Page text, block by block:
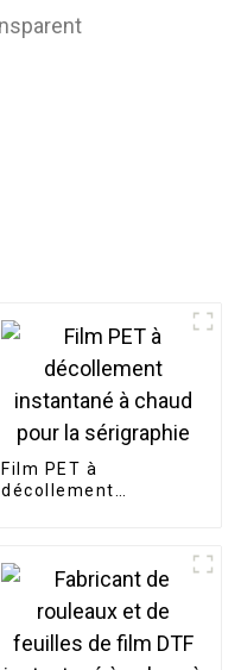
Film PET à
décollement